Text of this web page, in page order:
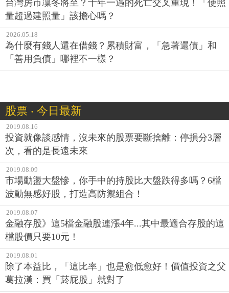
台灣房市凜冬將至？十年一遇的死亡交叉重現！「使照
量超過建照量」該擔心嗎？
2026.05.18
為什麼有錢人還在借錢？累積財富，「急著還債」和
「善用負債」哪裡不一樣？
股票 ‧ 今日最新
2019.08.16
投資就像談感情，沒未來的股票要斷捨離：停損分3層
次，看的是長遠未來
2019.08.09
市場動盪大盤慘，你手中的持股比大盤跌得多嗎？6檔
波動無感好股，打造高防禦組合！
2019.08.07
金融存股》這5檔金融股連漲4年...其中最適合存股的這
檔股價只要10元！
2019.08.01
除了本益比，「這比率」也是愈低愈好！價值投資之父
葛拉漢：買「菸屁股」就對了